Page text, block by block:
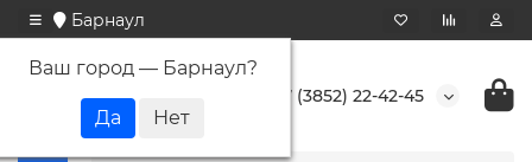
Барнаул
Ваш город — Барнаул?
+7 (3852) 22-42-45